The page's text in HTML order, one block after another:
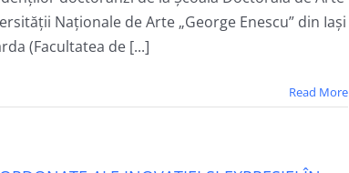
Naționale de Arte „George Enescu” din Iași
(Facultatea de [...]
Read More